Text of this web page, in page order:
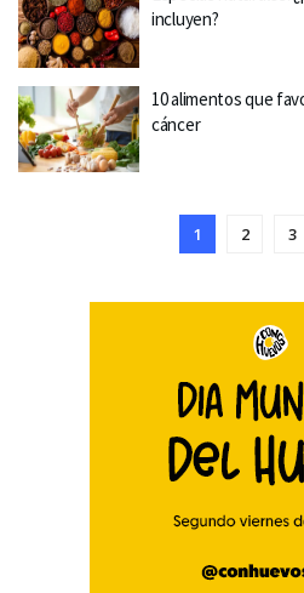
incluyen?
10 alimentos que
cáncer
1 2 3